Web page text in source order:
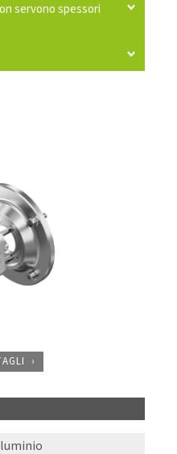
servono spessori